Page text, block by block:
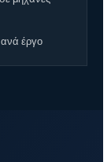
ανά έργο